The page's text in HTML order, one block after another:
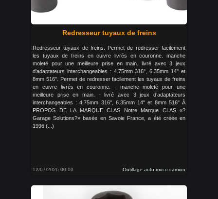
Redresseur tuyaux de freins
Redresseur tuyaux de freins. Permet de redresser facilement
les tuyaux de freins en cuivre livrés en couronne. manche
moleté pour une meilleure prise en main. livré avec 3 jeux
d'adaptateurs interchangeables : 4.75mm 316", 6.35mm 14" et
8mm 516". Permet de redresser facilement les tuyaux de freins
en cuivre livrés en couronne. - manche moleté pour une
meilleure prise en main. - livré avec 3 jeux d’adaptateurs
interchangeables : 4.75mm 316", 6.35mm 14" et 8mm 516" À
PROPOS DE LA MARQUE CLAS Notre Marque CLAS «?
Garage Solutions?» basée en Savoie France, a été créée en
1996 (...)
12/07/2026 00:00 Outillage auto moco camion